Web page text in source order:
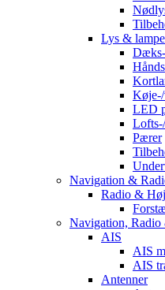
Lys &
LED
Pærer
Navigation &
Radio &
Navigation,
AIS
AIS
AIS
Antenner